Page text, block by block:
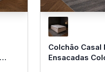
Colchão Casal
Ensacadas